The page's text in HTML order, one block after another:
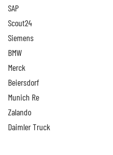
SAP
Scout24
Siemens
BMW
Merck
Beiersdorf
Munich Re
Zalando
Daimler Truck